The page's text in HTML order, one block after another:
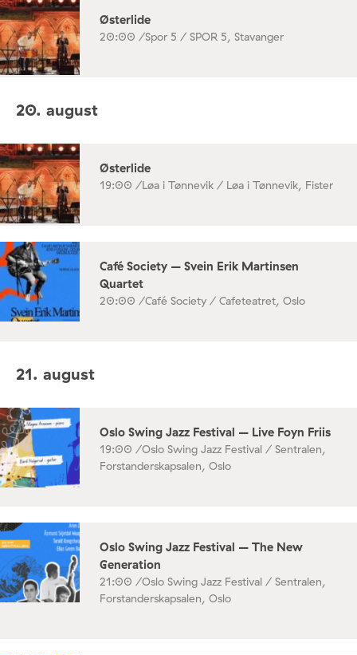
Østerlide
20:00 /Spor 5 / SPOR 5, Stavanger
20. august
Østerlide
19:00 /Løa i Tønnevik / Løa i Tønnevik, Fister
Café Society – Svein Erik Martinsen
Quartet
20:00 /Café Society / Cafeteatret, Oslo
21. august
Oslo Swing Jazz Festival – Live Foyn Friis
19:00 /Oslo Swing Jazz Festival / Sentralen,
Forstanderskapsalen, Oslo
Oslo Swing Jazz Festival – The New
Generation
21:00 /Oslo Swing Jazz Festival / Sentralen,
Forstanderskapsalen, Oslo